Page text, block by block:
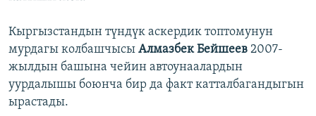
Кыргызстандын түндүк аскердик топтомунун
мурдагы колбашчысы Алмазбек Бейшеев 2007-
жылдын башына чейин автоунаалардын
уурдалышы боюнча бир да факт катталбагандыгын
ырастады.